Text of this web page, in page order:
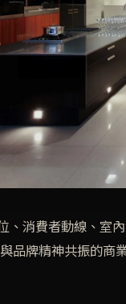
、消費者動線、室
品牌精神共振的商